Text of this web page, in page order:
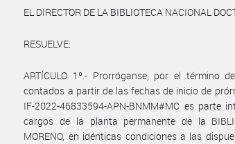
EL DIRECTOR DE LA BIBLIOTECA NACIONAL
RESUELVE:
ARTÍCULO 1º.- Prorróganse, por el término
contados a partir de las fechas de inicio de
IF-2022-46833594-APN-BNMM#MC es parte
cargos de la planta permanente de la
MORENO, en idénticas condiciones a las